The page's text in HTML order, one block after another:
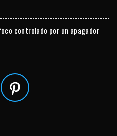
controlado por un apagador